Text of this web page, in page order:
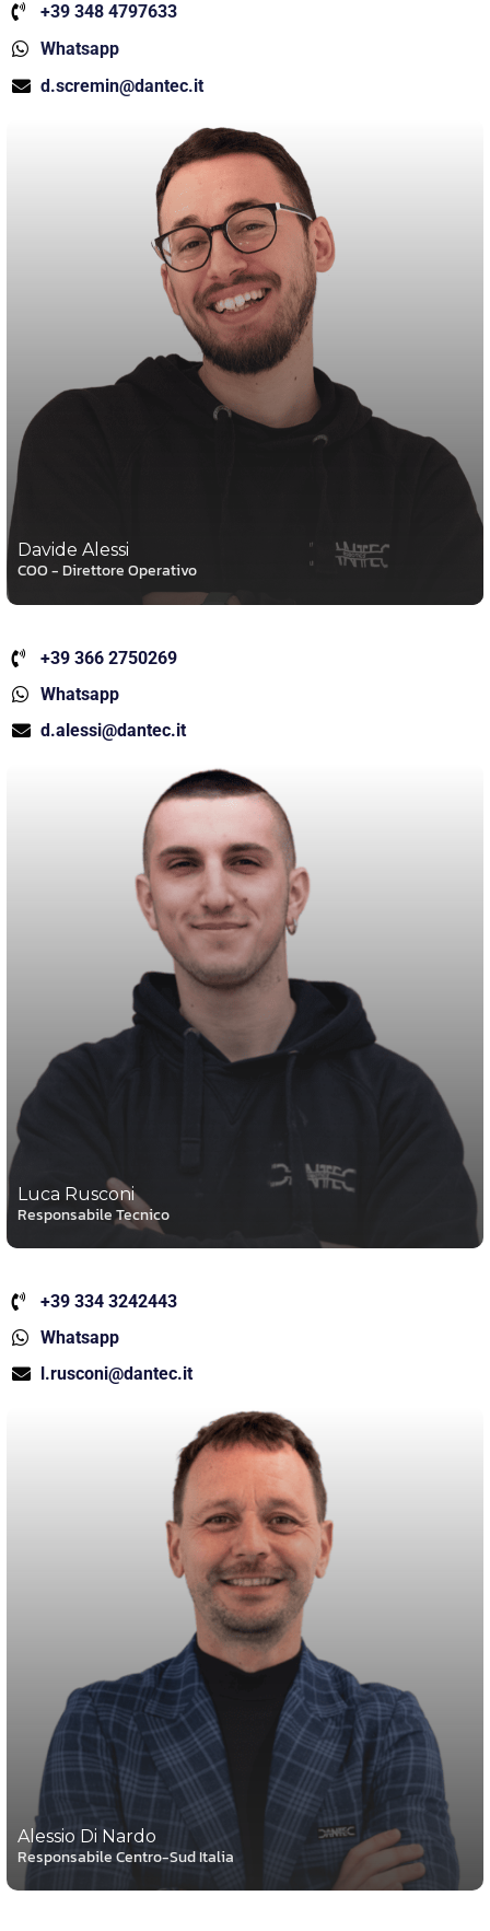
+39 348 4797633
Whatsapp
d.scremin@dantec.it
Davide Alessi
COO - Direttore Operativo
+39 366 2750269
Whatsapp
d.alessi@dantec.it
Luca Rusconi
Responsabile Tecnico
+39 334 3242443
Whatsapp
l.rusconi@dantec.it
Alessio Di Nardo
Responsabile Centro-Sud Italia